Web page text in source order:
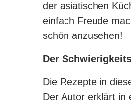
der asiatischen
einfach Freude
schön anzusehen!
Der
Die Rezepte in
Der Autor erklärt in